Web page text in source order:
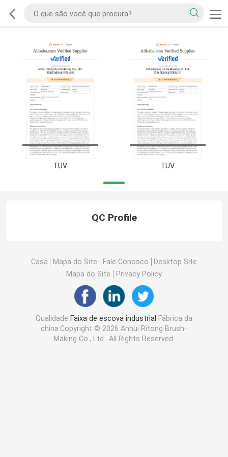
TUV TUV
QC Profile
Casa Mapa do Site Fale Conosco
Desktop Site
Mapa do Site
Privacy Policy
Qualidade Faixa de escova industrial Fábrica da
china.Copyright © 2026 Anhui Ritong Brush-
Making Co., Ltd.. All Rights Reserved.